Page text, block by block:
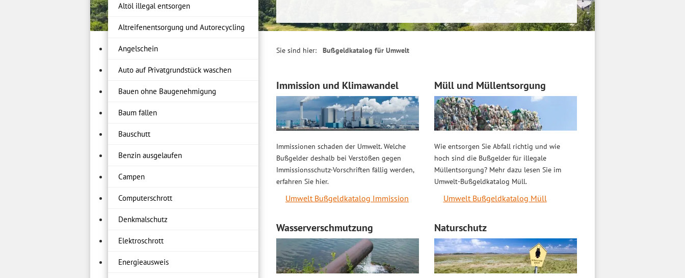
Altöl illegal entsorgen
Altreifenentsorgung und Autorecycling
Angelschein
Auto auf Privatgrundstück waschen
Bauen ohne Baugenehmigung
Baum fällen
Bauschutt
Benzin ausgelaufen
Campen
Computerschrott
Denkmalschutz
Elektroschrott
Energieausweis
Sie sind hier: Bußgeldkatalog für Umwelt
Immission und Klimawandel
Immissionen schaden der Umwelt. Welche
Bußgelder deshalb bei Verstößen gegen
Immissionsschutz-Vorschriften fällig werden,
erfahren Sie hier.
Umwelt Bußgeldkatalog Immission
Müll und Müllentsorgung
Wie entsorgen Sie Abfall richtig und wie
hoch sind die Bußgelder für illegale
Müllentsorgung? Mehr dazu lesen Sie im
Umwelt-Bußgeldkatalog Müll.
Umwelt Bußgeldkatalog Müll
Wasserverschmutzung Naturschutz